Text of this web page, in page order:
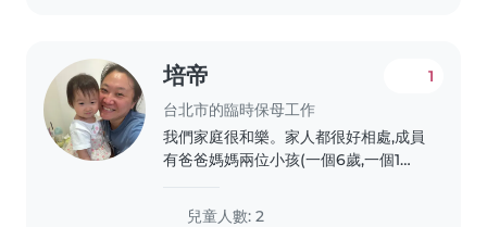
學齡前孩童,歡迎喜歡小動物的全職或臨
時保母到府照顧。若您會說中文或英文,
都歡迎與我聯絡!我家有一名活潑好動
且充滿創意的學齡前孩童,歡迎喜歡小動
物的全職或臨時保母到府照顧。若您會
培帝
台北市的臨時保母工作
1
我們家庭很和樂。家人都很好相處,成員
有爸爸媽媽兩位小孩(一個6歲,一個1歲)
需要找的褓母要有耐性細心,謹慎小心
兒童人數: 2